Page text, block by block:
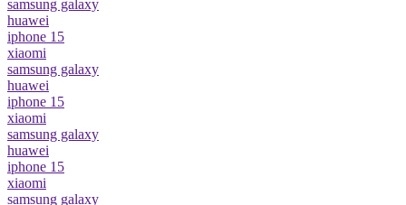
samsung galaxy
huawei
iphone 15
xiaomi
samsung galaxy
huawei
iphone 15
xiaomi
samsung galaxy
huawei
iphone 15
xiaomi
samsung galaxy